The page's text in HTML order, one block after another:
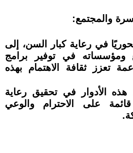
والمجتمع:
في رعاية كبار السن، إلى
ومؤسساته في توفير برامج
تعزز ثقافة الاهتمام بهذه
هذه الأدوار في تحقيق رعاية
على الاحترام والوعي